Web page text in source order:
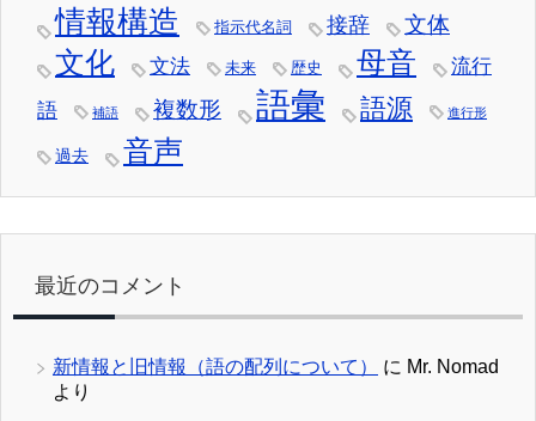
情報構造
指示代名詞 接辞 文体
文化 文法 未来 歴史 母音
流行
語
補語 複数形 語彙 語源 進行形
過去 音声
最近のコメント
新情報と旧情報（語の配列について） に Mr. Nomad
より